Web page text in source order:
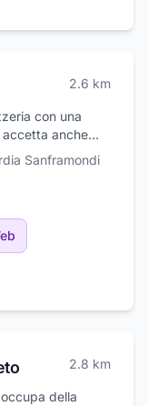
Falanghina
del momento,
2.6 km
con una
anche
compleanni
ricercati di
grande cura ed
i palati più
a legna e tanti
e fornisce
Sanframondi
2.8 km
della